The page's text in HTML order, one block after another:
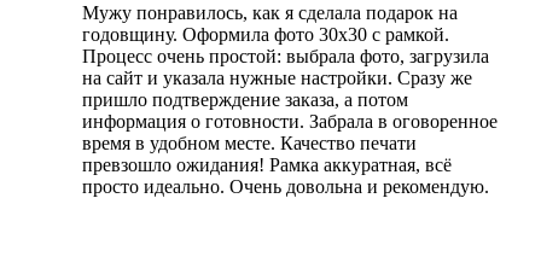
Мужу понравилось, как я сделала подарок на
годовщину. Оформила фото 30х30 с рамкой.
Процесс очень простой: выбрала фото, загрузила
на сайт и указала нужные настройки. Сразу же
пришло подтверждение заказа, а потом
информация о готовности. Забрала в оговоренное
время в удобном месте. Качество печати
превзошло ожидания! Рамка аккуратная, всё
просто идеально. Очень довольна и рекомендую.